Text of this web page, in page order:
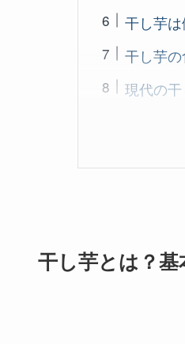
干し芋は
干し芋
現代の
干し芋とは？基